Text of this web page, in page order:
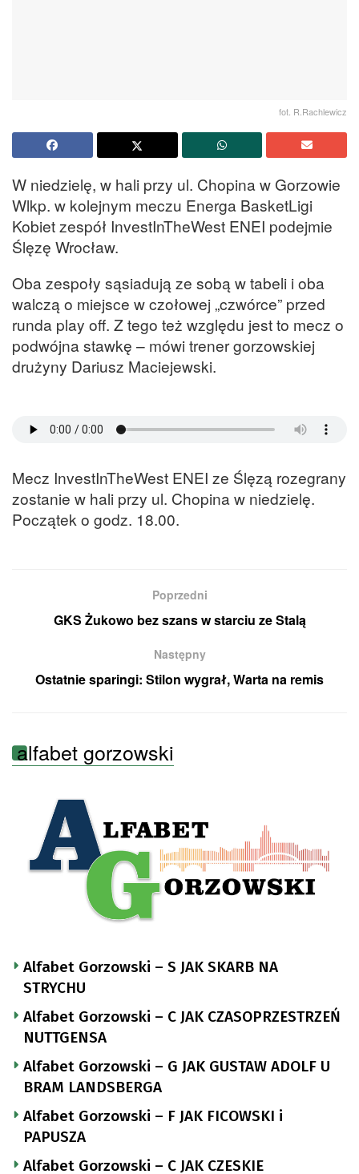
fot. R.Rachlewicz
W niedzielę, w hali przy ul. Chopina w Gorzowie
Wlkp. w kolejnym meczu Energa BasketLigi
Kobiet zespół InvestInTheWest ENEI podejmie
Ślęzę Wrocław.
Oba zespoły sąsiadują ze sobą w tabeli i oba
walczą o miejsce w czołowej „czwórce” przed
runda play off. Z tego też względu jest to mecz o
podwójna stawkę – mówi trener gorzowskiej
drużyny Dariusz Maciejewski.
Mecz InvestInTheWest ENEI ze Ślęzą rozegrany
zostanie w hali przy ul. Chopina w niedzielę.
Początek o godz. 18.00.
Poprzedni
GKS Żukowo bez szans w starciu ze Stalą
Następny
Ostatnie sparingi: Stilon wygrał, Warta na remis
alfabet gorzowski
Alfabet Gorzowski – S JAK SKARB NA
STRYCHU
Alfabet Gorzowski – C JAK CZASOPRZESTRZEŃ
NUTTGENSA
Alfabet Gorzowski – G JAK GUSTAW ADOLF U
BRAM LANDSBERGA
Alfabet Gorzowski – F JAK FICOWSKI i
PAPUSZA
Alfabet Gorzowski – C JAK CZESKIE